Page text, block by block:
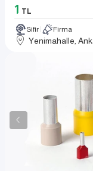
1 TL
Sıfır Firma
Yenimahalle,